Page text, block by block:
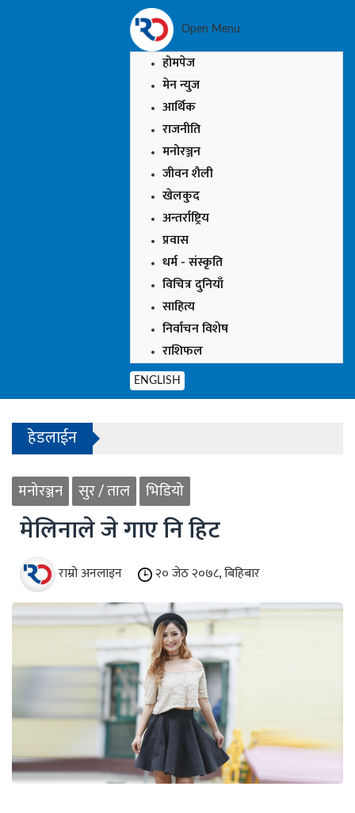
Open Menu
होमपेज
मेन न्युज
आर्थिक
राजनीति
मनोरञ्जन
जीवन शैली
खेलकुद
अन्तर्राष्ट्रिय
प्रवास
धर्म - संस्कृति
विचित्र दुनियाँ
साहित्य
निर्वाचन विशेष
राशिफल
ENGLISH
हेडलाईन
2
मनोरञ्जन सुर / ताल भिडियो
मेलिनाले जे गाए नि हिट
राम्रो अनलाइन २० जेठ २०७८, बिहिबार